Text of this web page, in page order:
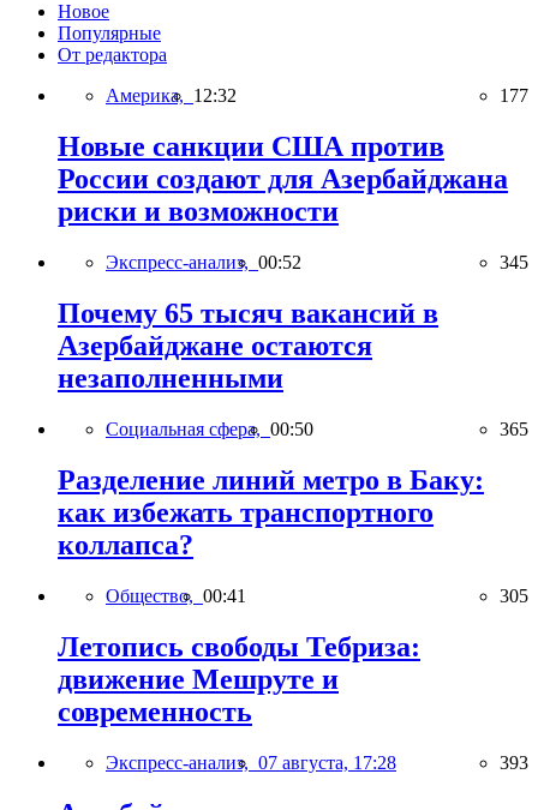
Новое
Популярные
От редактора
Америка, 12:32 177
Новые санкции США против
России создают для Азербайджана
риски и возможности
Экспресс-анализ, 00:52 345
Почему 65 тысяч вакансий в
Азербайджане остаются
незаполненными
Социальная сфера, 00:50 365
Разделение линий метро в Баку:
как избежать транспортного
коллапса?
Общество, 00:41 305
Летопись свободы Тебриза:
движение Мешруте и
современность
Экспресс-анализ, 07 августа, 17:28 393